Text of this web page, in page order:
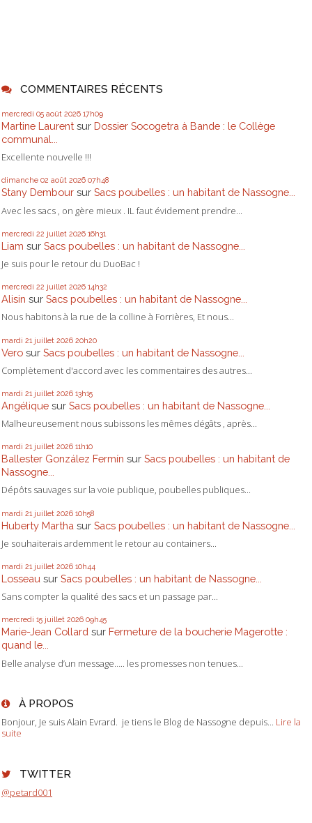
COMMENTAIRES RÉCENTS
mercredi 05 août 2026 17h09
Martine Laurent sur Dossier Socogetra à Bande : le Collège
communal...
Excellente nouvelle !!!
dimanche 02 août 2026 07h48
Stany Dembour sur Sacs poubelles : un habitant de Nassogne...
Avec les sacs , on gère mieux . IL faut évidement prendre...
mercredi 22 juillet 2026 16h31
Liam sur Sacs poubelles : un habitant de Nassogne...
Je suis pour le retour du DuoBac !
mercredi 22 juillet 2026 14h32
Alisin sur Sacs poubelles : un habitant de Nassogne...
Nous habitons à la rue de la colline à Forrières, Et nous...
mardi 21 juillet 2026 20h20
Vero sur Sacs poubelles : un habitant de Nassogne...
Complètement d'accord avec les commentaires des autres...
mardi 21 juillet 2026 13h15
Angélique sur Sacs poubelles : un habitant de Nassogne...
Malheureusement nous subissons les mêmes dégâts , après...
mardi 21 juillet 2026 11h10
Ballester González Fermín sur Sacs poubelles : un habitant de
Nassogne...
Dépôts sauvages sur la voie publique, poubelles publiques...
mardi 21 juillet 2026 10h58
Huberty Martha sur Sacs poubelles : un habitant de Nassogne...
Je souhaiterais ardemment le retour au containers...
mardi 21 juillet 2026 10h44
Losseau sur Sacs poubelles : un habitant de Nassogne...
Sans compter la qualité des sacs et un passage par...
mercredi 15 juillet 2026 09h45
Marie-Jean Collard sur Fermeture de la boucherie Magerotte :
quand le...
Belle analyse d’un message….. les promesses non tenues...
À PROPOS
Bonjour, Je suis Alain Evrard. je tiens le Blog de Nassogne depuis... Lire la
suite
TWITTER
@petard001